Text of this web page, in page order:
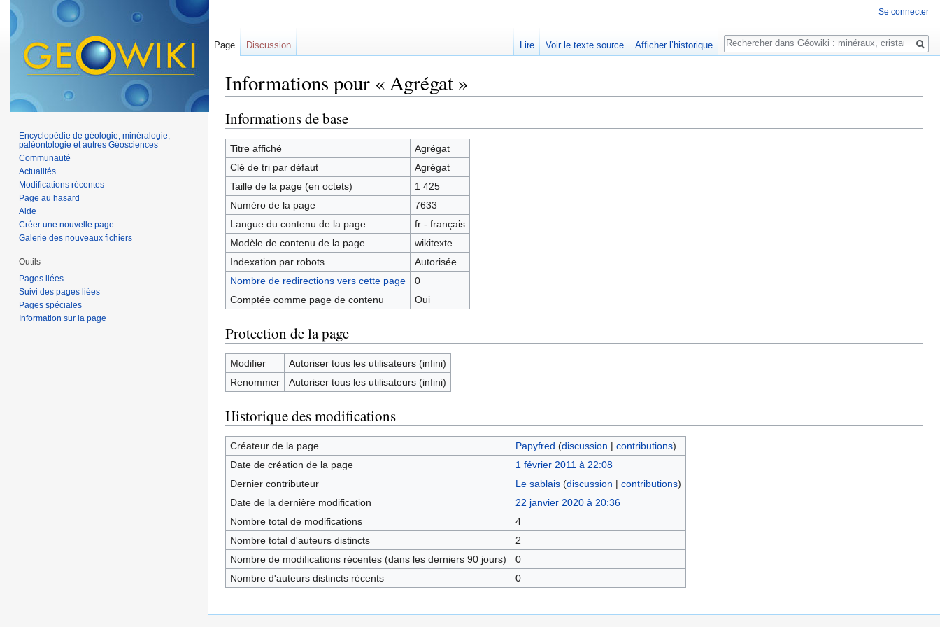
Informations pour « Agrégat »
Informations de base
Titre affiché
Agrégat
Clé de tri par défaut
Agrégat
Taille de la page (en octets)
1 425
Numéro de la page
7633
Langue du contenu de la page
fr - français
Modèle de contenu de la page
wikitexte
Indexation par robots
Autorisée
Nombre de redirections vers cette page
0
Comptée comme page de contenu
Oui
Protection de la page
Modifier
Autoriser tous les utilisateurs (infini)
Renommer
Autoriser tous les utilisateurs (infini)
Historique des modifications
Créateur de la page Papyfred (discussion | contributions)
Date de création de la page
1 février 2011 à 22:08
Dernier contributeur
Le sablais (discussion | contributions)
Date de la dernière modification
22 janvier 2020 à 20:36
Nombre total de modifications
4
Nombre total d'auteurs distincts
2
Nombre de modifications récentes (dans les derniers 90 jours)
0
Nombre d'auteurs distincts récents
0
Se connecter
Page Discussion Lire Voir le texte source Afficher l’historique
Rechercher
Encyclopédie de géologie, minéralogie,
paléontologie et autres Géosciences
Communauté
Actualités
Modifications récentes
Page au hasard
Aide
Créer une nouvelle page
Galerie des nouveaux fichiers
Outils
Pages liées
Suivi des pages liées
Pages spéciales
Information sur la page